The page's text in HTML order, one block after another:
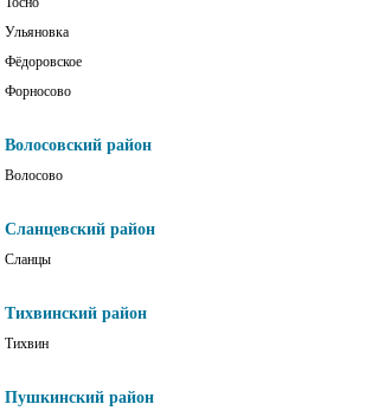
Ульяновка
Фёдоровское
Форносово
Волосовский район
Волосово
Сланцевский район
Сланцы
Тихвинский район
Тихвин
Пушкинский район